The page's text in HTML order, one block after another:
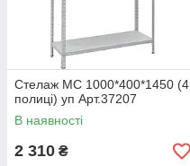
Стелаж МС 1000*400*1450 (4
полиці) уп Арт.37207
В наявності
2 310 ₴